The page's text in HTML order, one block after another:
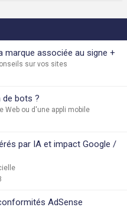
marque associée au signe +
sur vos sites
de bots ?
Web ou d'une appli mobile
par IA et impact Google /
AdSense